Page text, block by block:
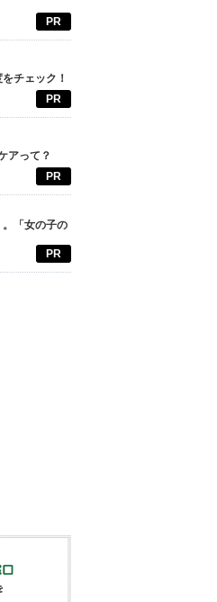
PR
チェック！
PR
アって？
PR
「女の子の
PR